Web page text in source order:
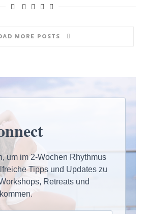
MORE POSTS